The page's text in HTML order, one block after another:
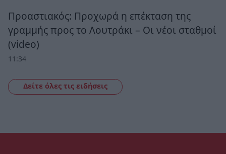
Προαστιακός: Προχωρά η επέκταση της
γραμμής προς το Λουτράκι – Οι νέοι σταθμοί
(video)
11:34
Δείτε όλες τις ειδήσεις